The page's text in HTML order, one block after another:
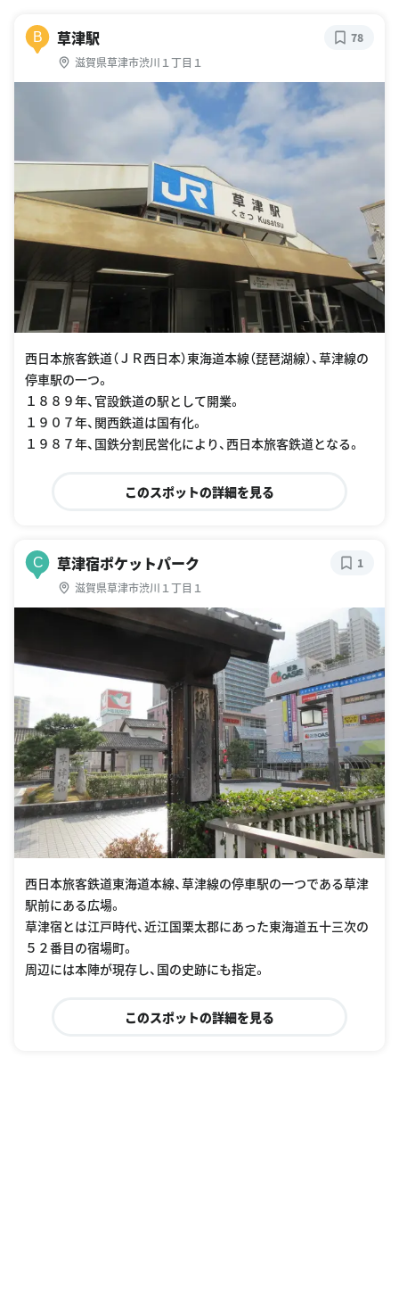
B 草津駅
滋賀県草津市渋川１丁目１
78
西日本旅客鉄道（ＪＲ西日本）東海道本線（琵琶湖線）、草津線の
停車駅の一つ。
１８８９年、官設鉄道の駅として開業。
１９０７年、関西鉄道は国有化。
１９８７年、国鉄分割民営化により、西日本旅客鉄道となる。
このスポットの詳細を見る
C 草津宿ポケットパーク
滋賀県草津市渋川１丁目１
1
西日本旅客鉄道東海道本線、草津線の停車駅の一つである草津
駅前にある広場。
草津宿とは江戸時代、近江国栗太郡にあった東海道五十三次の
５２番目の宿場町。
周辺には本陣が現存し、国の史跡にも指定。
このスポットの詳細を見る